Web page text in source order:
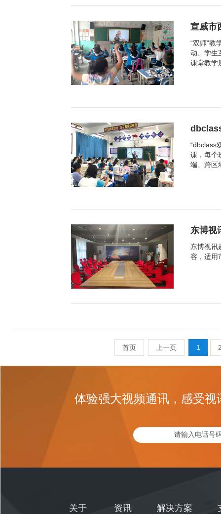
宣威市
“双师”教
动、学生
课堂教学
“dbclass
课，每个
端、跨区
东博视
东博视讯
容，适用
首页 上一页 1
体验强大视频通讯，感受
关于 资讯 解决方案